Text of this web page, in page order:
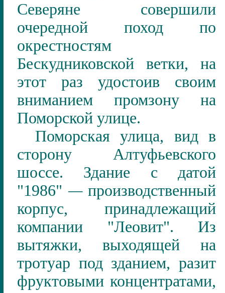
Северяне совершили
очередной поход по
окрестностям
Бескудниковской ветки, на
этот раз удостоив своим
вниманием промзону на
Поморской улице.
Поморская улица, вид в
сторону Алтуфьевского
шоссе. Здание с датой
"1986"—производственный
корпус, принадлежащий
компании "Леовит". Из
вытяжки, выходящей на
тротуар под зданием, разит
фруктовыми концентратами,